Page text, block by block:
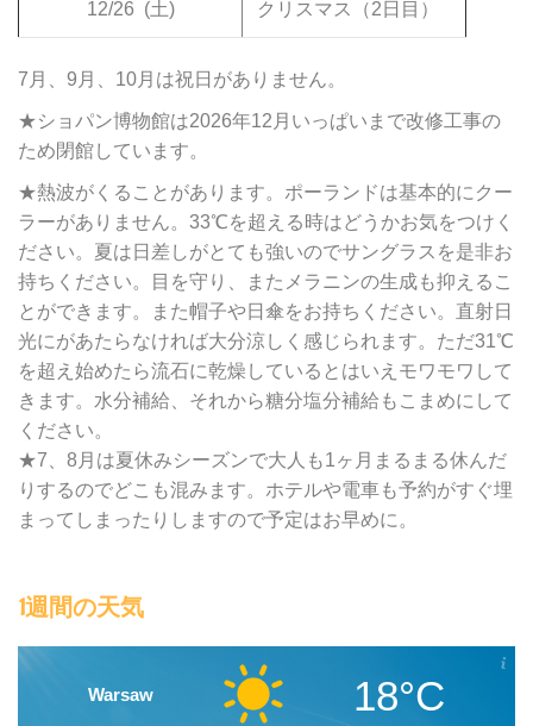
12/26 (土) クリスマス（2日目）
7月、9月、10月は祝日がありません。
★ショパン博物館は2026年12月いっぱいまで改修工事の
ため閉館しています。
★熱波がくることがあります。ポーランドは基本的にクー
ラーがありません。33℃を超える時はどうかお気をつけく
ださい。夏は日差しがとても強いのでサングラスを是非お
持ちください。目を守り、またメラニンの生成も抑えるこ
とができます。また帽子や日傘をお持ちください。直射日
光にがあたらなければ大分涼しく感じられます。ただ31℃
を超え始めたら流石に乾燥しているとはいえモワモワして
きます。水分補給、それから糖分塩分補給もこまめにして
ください。
★7、8月は夏休みシーズンで大人も1ヶ月まるまる休んだ
りするのでどこも混みます。ホテルや電車も予約がすぐ埋
まってしまったりしますので予定はお早めに。
1週間の天気
Warsaw 18°C